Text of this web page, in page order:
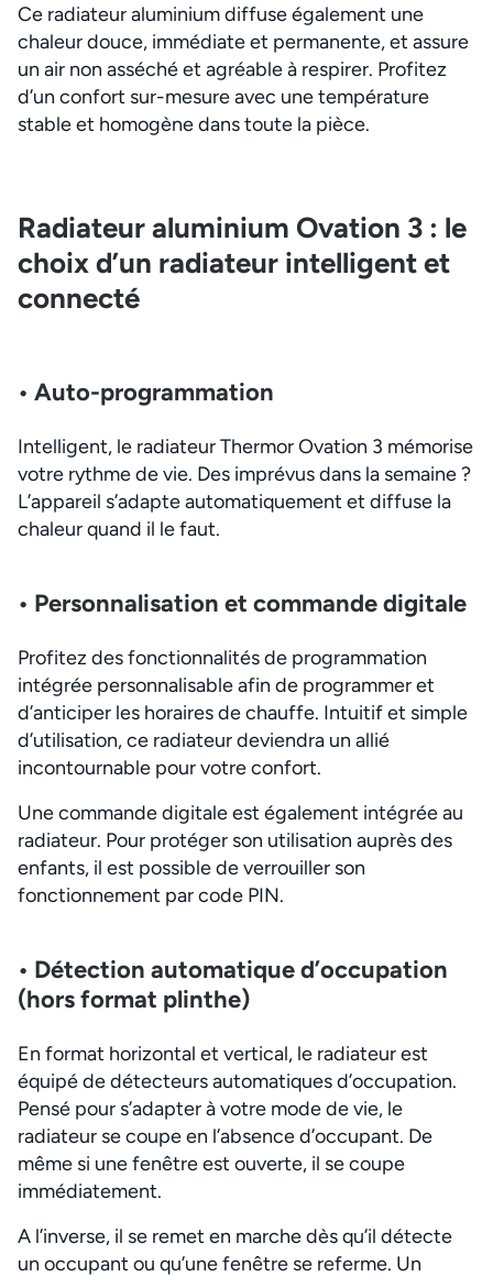
Ce radiateur aluminium diffuse également une
chaleur douce, immédiate et permanente, et assure
un air non asséché et agréable à respirer. Profitez
d’un confort sur-mesure avec une température
stable et homogène dans toute la pièce.
Radiateur aluminium Ovation 3 : le
choix d’un radiateur intelligent et
connecté
• Auto-programmation
Intelligent, le radiateur Thermor Ovation 3 mémorise
votre rythme de vie. Des imprévus dans la semaine ?
L’appareil s’adapte automatiquement et diffuse la
chaleur quand il le faut.
• Personnalisation et commande digitale
Profitez des fonctionnalités de programmation
intégrée personnalisable afin de programmer et
d’anticiper les horaires de chauffe. Intuitif et simple
d’utilisation, ce radiateur deviendra un allié
incontournable pour votre confort.
Une commande digitale est également intégrée au
radiateur. Pour protéger son utilisation auprès des
enfants, il est possible de verrouiller son
fonctionnement par code PIN.
• Détection automatique d’occupation
(hors format plinthe)
En format horizontal et vertical, le radiateur est
équipé de détecteurs automatiques d’occupation.
Pensé pour s’adapter à votre mode de vie, le
radiateur se coupe en l’absence d’occupant. De
même si une fenêtre est ouverte, il se coupe
immédiatement.
A l’inverse, il se remet en marche dès qu’il détecte
un occupant ou qu’une fenêtre se referme. Un